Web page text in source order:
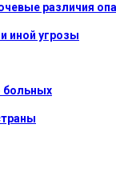
различия
иной угрозы
больных